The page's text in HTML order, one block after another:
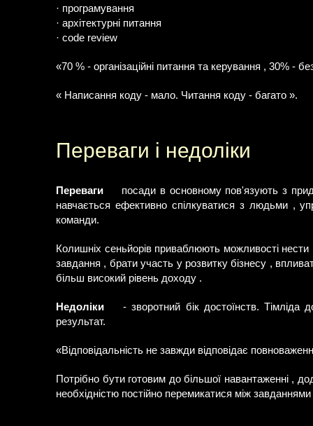
· програмування
· архітектурні питання
· code review
«70 % - організаційні питання та керування , 30% -
« Написання коду - мало. Читання коду - багато ».
Переваги і недоліки
Переваги
посади в основному пов'язують з
навчається ефективно спілкуватися з людьми ,
команди.
Колишніх сеньйорів приваблюють можливості нести
завдання , брати участь у розвитку бізнесу ,
більш високий рівень доходу .
Недоліки
- зворотний бік достоїнств. Тімліда
результат.
«Відповідальність не завжди відповідає
Потрібно бути готовим до більшої навантаженні ,
необхідністю постійно перемикатися між завданнями